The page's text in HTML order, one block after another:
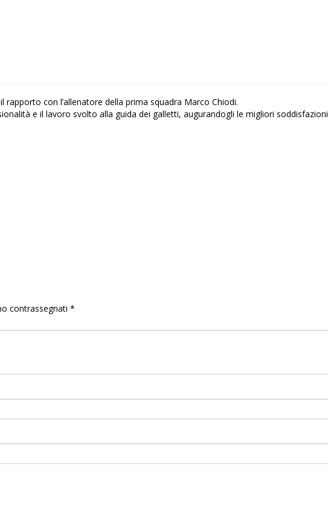
con l’allenatore della prima squadra Marco Chiodi.
e il lavoro svolto alla guida dei galletti, augurandogli le migliori soddisfazioni
contrassegnati*